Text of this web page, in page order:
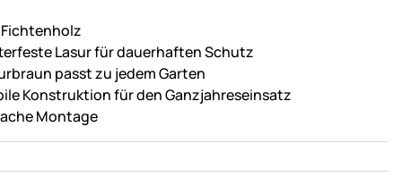
Lasur für dauerhaften Schutz
passt zu jedem Garten
Konstruktion für den Ganzjahreseinsatz
Montage